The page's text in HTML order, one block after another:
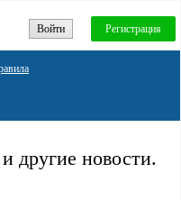
Войти Регистрация
другие новости.